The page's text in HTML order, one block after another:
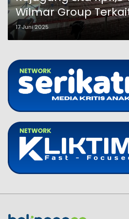
Wilmar Group
Korupsi Ekspor CPO
17 Juni 2025